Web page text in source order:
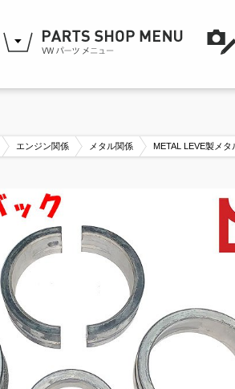
エンジン関係 メタル関係 METAL LEVE製メ